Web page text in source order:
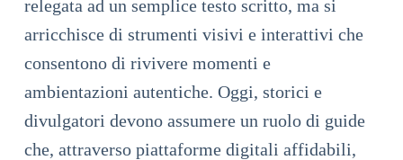
relegata ad un semplice testo scritto, ma si
arricchisce di strumenti visivi e interattivi che
consentono di rivivere momenti e
ambientazioni autentiche. Oggi, storici e
divulgatori devono assumere un ruolo di guide
che, attraverso piattaforme digitali affidabili,